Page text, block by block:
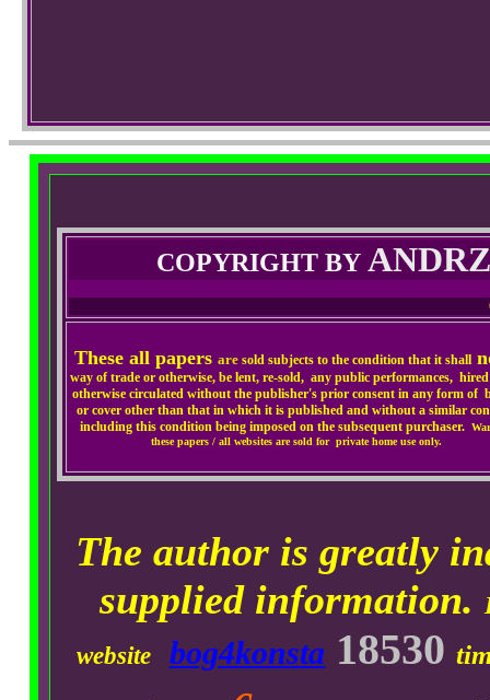
COPYRIGHT BY
These all papers are sold subjects to the condition that it shall
way of trade or otherwise, be lent, re-sold, any public performances,
otherwise circulated without the publisher's prior consent in any form of
or cover other than that in which it is published and without a similar
including this condition being imposed on the subsequent purchaser.
these papers / all websites are sold for private home use only.
The author is greatly
supplied information.
website
bog4konsta 18530